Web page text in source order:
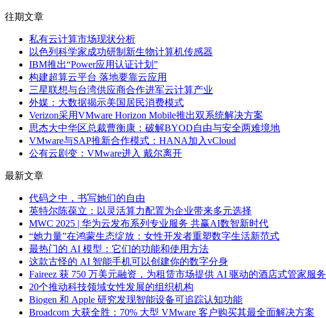
往期文章
私有云计算市场现状分析
以色列科学家成功研制新生物计算机传感器
IBM推出“Power应用认证计划”
构建超算云平台 落地要靠云应用
三星联想与台湾供应商合作进军云计算产业
外媒：大数据揭示美国居民消费模式
Verizon采用VMware Horizon Mobile推出双系统解决方案
思杰大中华区总裁曹衡康：破解BYOD自由与安全两难境地
VMware与SAP推新合作模式：HANA加入vCloud
公有云剧变：VMware进入 戴尔离开
最新文章
代码之中，书写她们的自由
英特尔陈葆立：以灵活算力配置为企业带来多元选择
MWC 2025 | 华为云发布系列专业服务 共赢AI数智新时代
“她力量”在鸿蒙生态绽放：女性开发者重塑数字生活新范式
最热门的 AI 模型：它们的功能和使用方法
这款古怪的 AI 智能手机可以创建你的数字分身
Faireez 获 750 万美元融资，为租赁市场提供 AI 驱动的酒店式管家服务
20个推动科技领域女性发展的组织机构
Biogen 和 Apple 研究发现智能设备可追踪认知功能
Broadcom 大获全胜：70% 大型 VMware 客户购买其最全面解决方案